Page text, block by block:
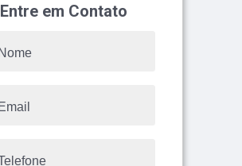
Entre em Contato